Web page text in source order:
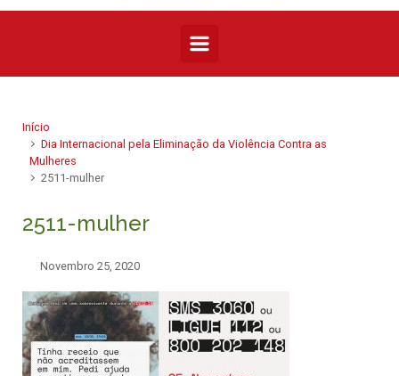
Início
Dia Internacional pela Eliminação da Violência Contra as
Mulheres
2511-mulher
2511-mulher
Novembro 25, 2020